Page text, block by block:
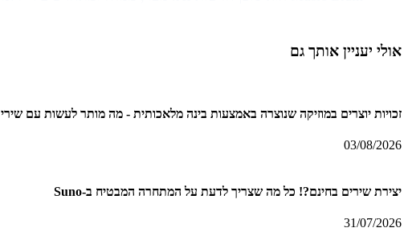
אולי יעניין אותך גם
זכויות יוצרים במוזיקה שנוצרה באמצעות בינה מלאכותית - מה מותר לעשות עם שירי AI?
03/08/2026
יצירת שירים בחינם?! כל מה שצריך לדעת על המתחרה המבטיח ב-Suno
31/07/2026